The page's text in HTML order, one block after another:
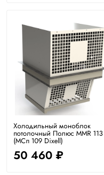
Холодильный моноблок
потолочный Полюс MMR 113
(МСп 109 Dixell)
50 460 ₽